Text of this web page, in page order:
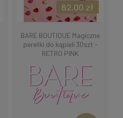
BARE BOUTIQUE Magiczne
perełki do kąpieli 30szt -
RETRO PINK
62,00 zł